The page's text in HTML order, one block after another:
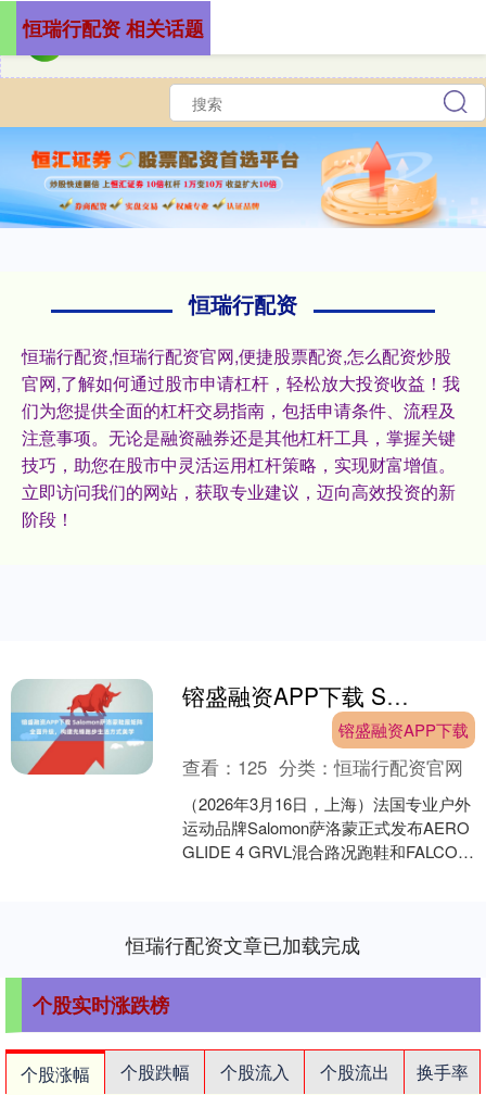
恒瑞行配资
恒瑞行配资,恒瑞行配资官网,便捷股票配资,怎么配资炒股
官网,了解如何通过股市申请杠杆，轻松放大投资收益！我
们为您提供全面的杠杆交易指南，包括申请条件、流程及
注意事项。无论是融资融券还是其他杠杆工具，掌握关键
技巧，助您在股市中灵活运用杠杆策略，实现财富增值。
立即访问我们的网站，获取专业建议，迈向高效投资的新
阶段！
恒瑞行配资 相关话题
镕盛融资APP下载 Salomon萨洛蒙鞋服矩阵全面升级，构建先锋跑步生活方式美学
镕盛融资APP下载
查看： 125 分类：恒瑞行配资官网
（2026年3月16日，上海）法国专业户外
运动品牌Salomon萨洛蒙正式发布AERO
GLIDE 4 GRVL混合路况跑鞋和FALCON
恒瑞行配资文章已加载完成
个股实时涨跌榜
个股涨幅 个股跌幅 个股流入 个股流出
换手率